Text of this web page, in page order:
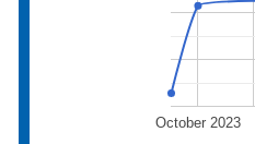
October 2023